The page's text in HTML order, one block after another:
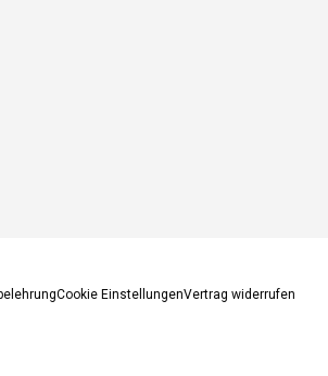
Cookie EinstellungenVertrag widerrufen